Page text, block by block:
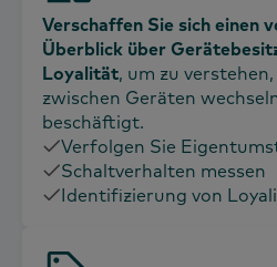
Verschaffen Sie sich einen
Überblick über
Loyalität, um zu
zwischen Geräten
beschäftigt.
Verfolgen Sie
Schaltverhalten messen
Identifizierung von